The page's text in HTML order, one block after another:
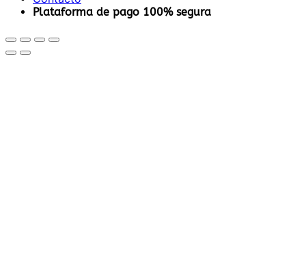
Plataforma de pago 100% segura